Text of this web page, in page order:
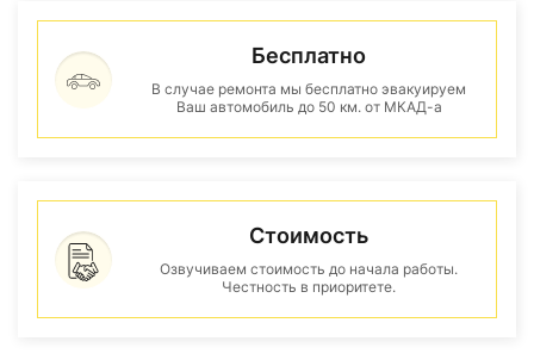
Бесплатно
В случае ремонта мы бесплатно эвакуируем
Ваш автомобиль до 50 км. от МКАД-а
Стоимость
Озвучиваем стоимость до начала работы.
Честность в приоритете.